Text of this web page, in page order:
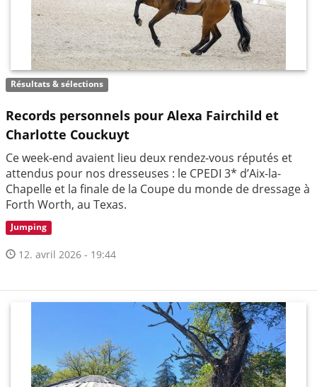
Résultats & sélections
Records personnels pour Alexa Fairchild et
Charlotte Couckuyt
Ce week-end avaient lieu deux rendez-vous réputés et
attendus pour nos dresseuses : le CPEDI 3* d’Aix-la-
Chapelle et la finale de la Coupe du monde de dressage à
Forth Worth, au Texas.
Jumping
12. avril 2026 - 19:44